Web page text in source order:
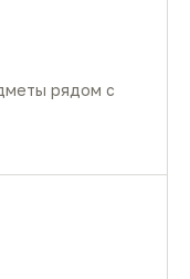
рядом с